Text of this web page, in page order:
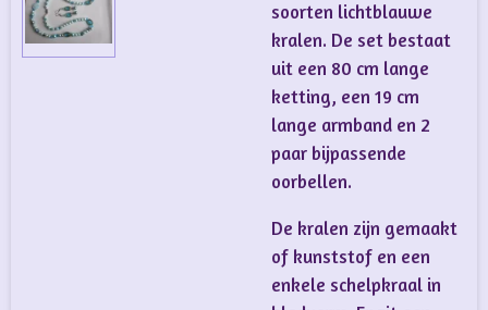
soorten lichtblauwe
kralen. De set bestaat
uit een 80 cm lange
ketting, een 19 cm
lange armband en 2
paar bijpassende
oorbellen.
De kralen zijn gemaakt
of kunststof en een
enkele schelpkraal in